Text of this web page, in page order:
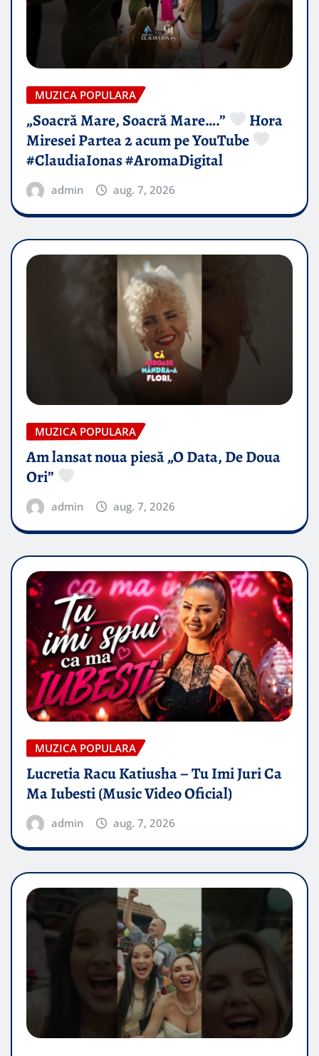
MUZICA POPULARA
„Soacră Mare, Soacră Mare….”
Hora
Miresei Partea 2 acum pe YouTube
#ClaudiaIonas #AromaDigital
admin aug. 7, 2026
MUZICA POPULARA
Am lansat noua piesă „O Data, De Doua
Ori”
admin aug. 7, 2026
MUZICA POPULARA
Lucretia Racu Katiusha – Tu Imi Juri Ca
Ma Iubesti (Music Video Oficial)
admin aug. 7, 2026